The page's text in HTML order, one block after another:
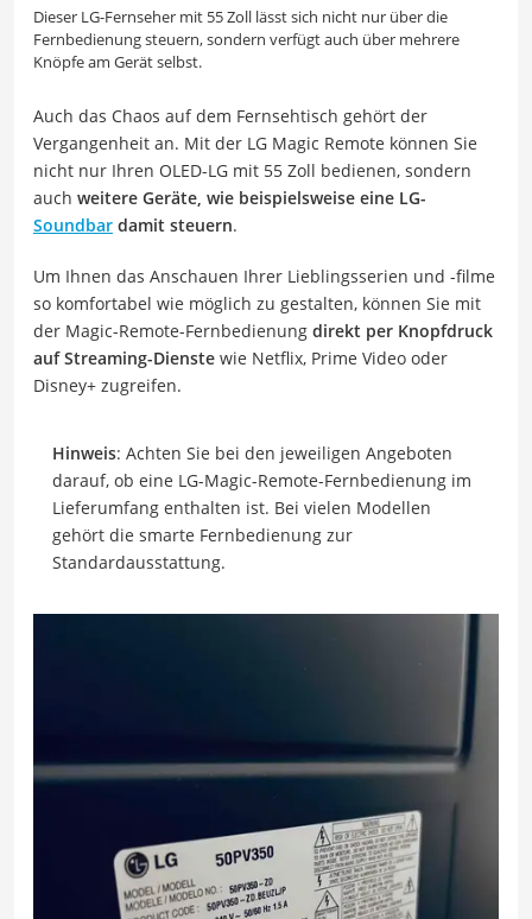
Dieser LG-Fernseher mit 55 Zoll lässt sich nicht nur über die
Fernbedienung steuern, sondern verfügt auch über mehrere
Knöpfe am Gerät selbst.
Auch das Chaos auf dem Fernsehtisch gehört der
Vergangenheit an. Mit der LG Magic Remote können Sie
nicht nur Ihren OLED-LG mit 55 Zoll bedienen, sondern
auch weitere Geräte, wie beispielsweise eine LG-
Soundbar damit steuern.
Um Ihnen das Anschauen Ihrer Lieblingsserien und -filme
so komfortabel wie möglich zu gestalten, können Sie mit
der Magic-Remote-Fernbedienung direkt per Knopfdruck
auf Streaming-Dienste wie Netflix, Prime Video oder
Disney+ zugreifen.
Hinweis: Achten Sie bei den jeweiligen Angeboten
darauf, ob eine LG-Magic-Remote-Fernbedienung im
Lieferumfang enthalten ist. Bei vielen Modellen
gehört die smarte Fernbedienung zur
Standardausstattung.